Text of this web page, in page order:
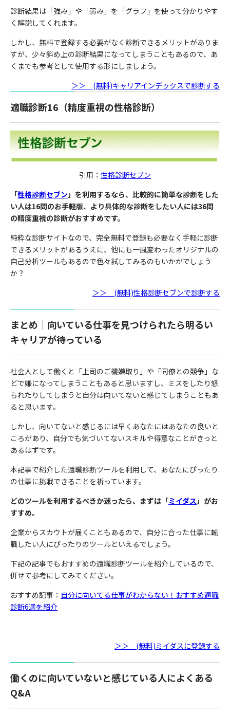
診断結果は「強み」や「弱み」を「グラフ」を使って分かりやす
く解説してくれます。
しかし、無料で登録する必要がなく診断できるメリットがありま
すが、少々斜め上の診断結果になってしまうこともあるので、あ
くまでも参考として使用する形にしましょう。
＞＞ (無料)キャリアインデックスで診断する
適職診断16（精度重視の性格診断）
引用： 性格診断セブン
「性格診断セブン 」を利用するなら、比較的に簡単な診断をした
い人は16問のお手軽版、より具体的な診断をしたい人には36問
の精度重視の診断がおすすめです。
純粋な診断サイトなので、完全無料で登録も必要なく手軽に診断
できるメリットがあるうえに、他にも一風変わったオリジナルの
自己分析ツールもあるので色々試してみるのもいかがでしょう
か？
＞＞ (無料)性格診断セブンで診断する
まとめ｜向いている仕事を見つけられたら明るい
キャリアが待っている
社会人として働くと「上司のご機嫌取り」や「同僚との競争」な
どで嫌になってしまうこともあると思いますし、ミスをしたり怒
られたりしてしまうと自分は向いてないと感じてしまうこともあ
ると思います。
しかし、向いてないと感じるには早くあなたにはあなたの良いと
ころがあり、自分でも気づいてないスキルや得意なことがきっと
あるはずです。
本記事で紹介した適職診断ツールを利用して、あなたにぴったり
の仕事に挑戦できることを祈っています。
どのツールを利用するべきか迷ったら、まずは 「ミイダス 」がお
すすめ。
企業からスカウトが届くこともあるので、自分に合った仕事に転
職したい人にぴったりのツールといえるでしょう。
下記の記事でもおすすめの適職診断ツールを紹介しているので、
併せて参考にしてみてください。
おすすめ記事： 自分に向いてる仕事がわからない！おすすめ適職
診断6選を紹介
＞＞ (無料)ミイダスに登録する
働くのに向いていないと感じている人によくある
Q&A